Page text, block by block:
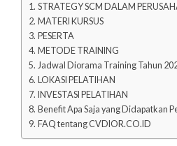
STRATEGY SCM DALAM
MATERI KURSUS
PESERTA
METODE TRAINING
Jadwal Diorama Training Tahun
LOKASI PELATIHAN
INVESTASI PELATIHAN
Benefit Apa Saja yang Didapatkan
FAQ tentang CVDIOR.CO.ID